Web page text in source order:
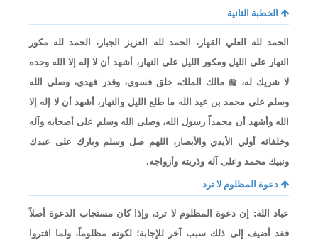
الخطبة الثانية
الحمد لله العلي القهار، الحمد لله العزيز الجبار، الحمد لله مكور
النهار على الليل ومكور الليل على النهار، أشهد أن لا إله إلا الله وحده
لا شريك له،مالك الملك، خلق فسوى، وقدر فهدى، وصلى الله
وسلم على محمد بن عبد الله ما طلع الليل والنهار، أشهد أن لا إله إلا
الله وأشهد أن محمداً رسول الله، وصلى الله وسلم على أصحابه وآله
وخلفائه أولي الأيدي والأبصار، اللهم صل وسلم وبارك على عبدك
ونبيك محمد وعلى آله وذريته وأزواجه.
دعوة المظلوم لا ترد
عباد الله: إن دعوة المظلوم لا ترد، وإذا كان مستجاب الدعوة أصلاً
فقد أضيف إلى ذلك سبب آخر للإجابة؛ لكونه مظلوماً، ولما افتروا